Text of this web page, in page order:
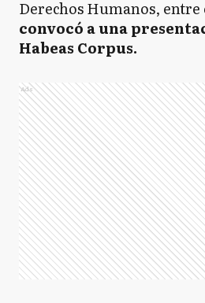
Derechos Humanos,
convocó a una
Habeas Corpus.
Ads